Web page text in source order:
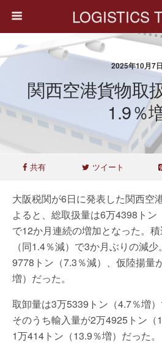
LOGISTICS
2025年10月7日
関西空港貨物取
1.9％
共有 ツイート
大阪税関が6日に発表した関西空
よると、総取扱量は6万4398トン
で12か月連続の増加となった。
（同1.4％減）で3か月ぶりの減
9778トン（7.3％減）、仮陸揚量
増）だった。
取卸量は3万5339トン（4.7％増）
そのうち輸入量が2万4925トン（
1万414トン（13.9％増）だった。